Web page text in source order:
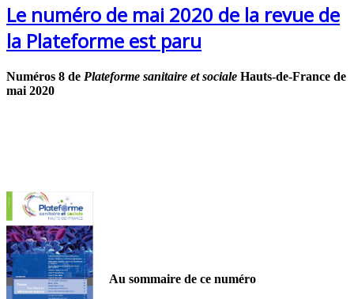
Le numéro de mai 2020 de la revue de
la Plateforme est paru
Numéros 8 de Plateforme sanitaire et sociale Hauts-de-France de
mai 2020
Au sommaire de ce numéro